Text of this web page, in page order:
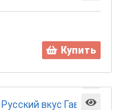
Купить